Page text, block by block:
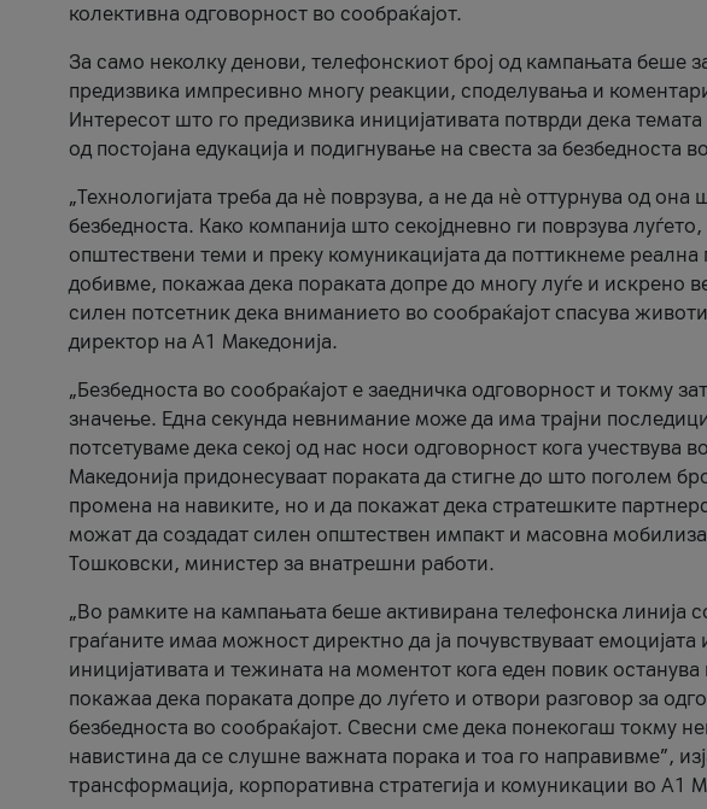
колективна одговорност во сообраќајот.
За само неколку денови, телефонскиот број од кампањата беше
предизвика импресивно многу реакции, споделувања и
Интересот што го предизвика иницијативата потврди дека
од постојана едукација и подигнување на свеста за безбедноста
„Технологијата треба да нè поврзува, а не да нè оттурнува од
безбедноста. Како компанија што секојдневно ги поврзува
општествени теми и преку комуникацијата да поттикнеме
добивме, покажаа дека пораката допре до многу луѓе и искрено
силен потсетник дека вниманието во сообраќајот спасува
директор на А1 Македонија.
„Безбедноста во сообраќајот е заедничка одговорност и токму
значење. Една секунда невнимание може да има трајни
потсетуваме дека секој од нас носи одговорност кога учествува
Македонија придонесуваат пораката да стигне до што поголем
промена на навиките, но и да покажат дека стратешките
можат да создадат силен општествен импакт и масовна
Тошковски, министер за внатрешни работи.
„Во рамките на кампањата беше активирана телефонска линија
граѓаните имаа можност директно да ја почувствуваат
иницијативата и тежината на моментот кога еден повик
покажаа дека пораката допре до луѓето и отвори разговор за
безбедноста во сообраќајот. Свесни сме дека понекогаш токму
навистина да се слушне важната порака и тоа го направивме”,
трансформација, корпоративна стратегија и комуникации во А1